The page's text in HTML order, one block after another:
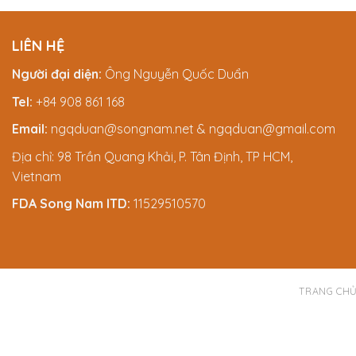
LIÊN HỆ
Người đại diện: Ông Nguyễn Quốc Duẩn
Tel: +84 908 861 168
Email: ngqduan@songnam.net & ngqduan@gmail.com
Địa chỉ: 98 Trần Quang Khải, P. Tân Định, TP HCM,
Vietnam
FDA Song Nam ITD: 11529510570
TRANG CHỦ